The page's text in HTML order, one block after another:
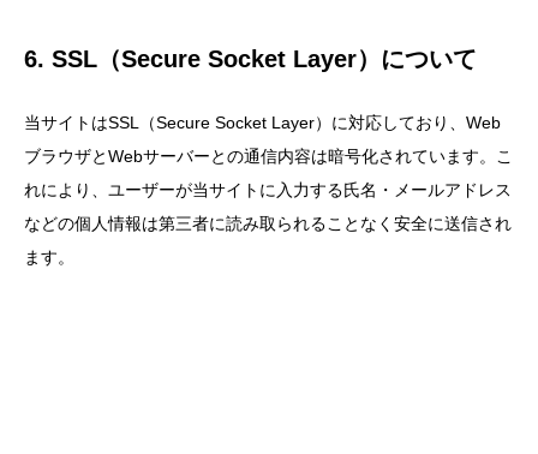
6. SSL（Secure Socket Layer）について
当サイトはSSL（Secure Socket Layer）に対応しており、Web
ブラウザとWebサーバーとの通信内容は暗号化されています。こ
れにより、ユーザーが当サイトに入力する氏名・メールアドレス
などの個人情報は第三者に読み取られることなく安全に送信され
ます。